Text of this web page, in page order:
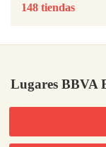
148 tiendas
Lugares BBVA